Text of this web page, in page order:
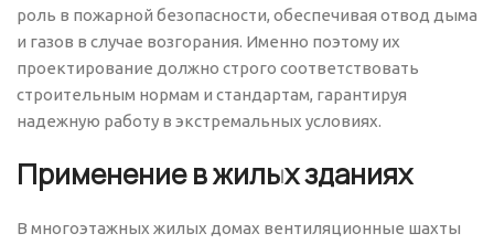
роль в пожарной безопасности, обеспечивая отвод дыма
и газов в случае возгорания. Именно поэтому их
проектирование должно строго соответствовать
строительным нормам и стандартам, гарантируя
надежную работу в экстремальных условиях.
Применение в жилых зданиях
В многоэтажных жилых домах вентиляционные шахты